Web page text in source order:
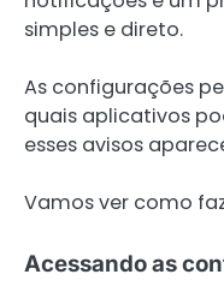
simples e direto.
As configurações
quais aplicativos
esses avisos
Vamos ver como
Acessando as